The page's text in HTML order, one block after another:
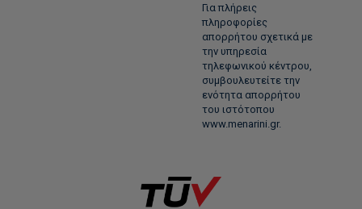
Για πλήρεις
πληροφορίες
απορρήτου σχετικά με
την υπηρεσία
τηλεφωνικού κέντρου,
συμβουλευτείτε την
ενότητα απορρήτου
του ιστότοπου
www.menarini.gr.